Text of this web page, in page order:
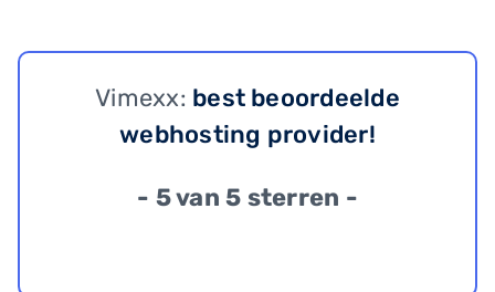
Vimexx: best beoordeelde
webhosting provider!
- 5 van 5 sterren -